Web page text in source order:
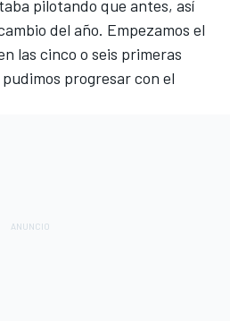
pilotando que antes, así
del año. Empezamos el
las cinco o seis primeras
progresar con el